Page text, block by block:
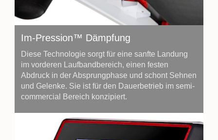
Im-Pression™ Dämpfung
Diese Technologie sorgt für eine sanfte Landung
im vorderen Laufbandbereich, einen festen
Abdruck in der Absprungphase und schont Sehnen
und Gelenke. Sie ist für den Dauerbetrieb im semi-
commercial Bereich konzipiert.